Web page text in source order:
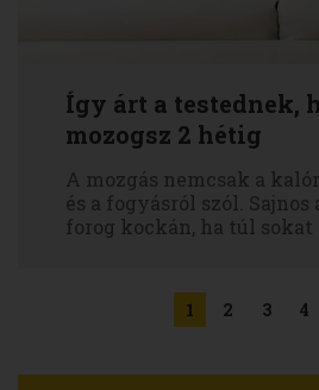
Így árt a testednek,
mozogsz 2 hétig
A mozgás nemcsak a
és a fogyásról szól. Sajnos
forog kockán, ha túl sokat
1 2 3 4